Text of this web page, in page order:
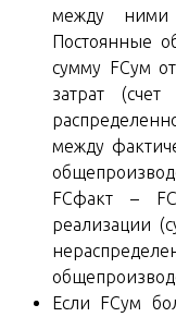
между
Постоянные
сумму FCум
затрат
между
FCфакт –
реализации
Если FCум